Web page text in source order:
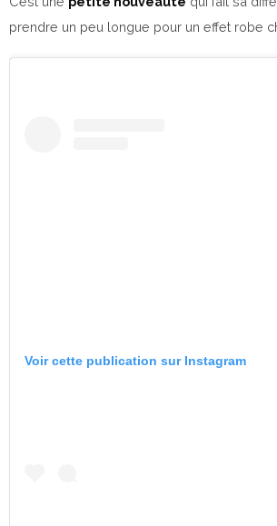
prendre un peu longue pour un effet robe
Voir cette publication sur Instagram